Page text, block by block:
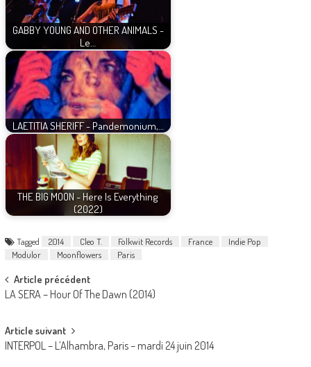
GABBY YOUNG AND OTHER ANIMALS -
Le…
LAETITIA SHERIFF - Pandemonium,…
THE BIG MOON - Here Is Everything
(2022)
Tagged 2014 Cleo T. Folkwit Records France
Indie Pop
Modulor
Moonflowers Paris
Post
navigation
Article précédent
LA SERA – Hour Of The Dawn (2014)
Article suivant
INTERPOL – L’Alhambra, Paris – mardi 24 juin 2014